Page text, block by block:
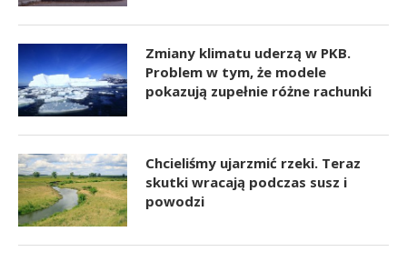
Zmiany klimatu uderzą w PKB.
Problem w tym, że modele
pokazują zupełnie różne rachunki
Chcieliśmy ujarzmić rzeki. Teraz
skutki wracają podczas susz i
powodzi